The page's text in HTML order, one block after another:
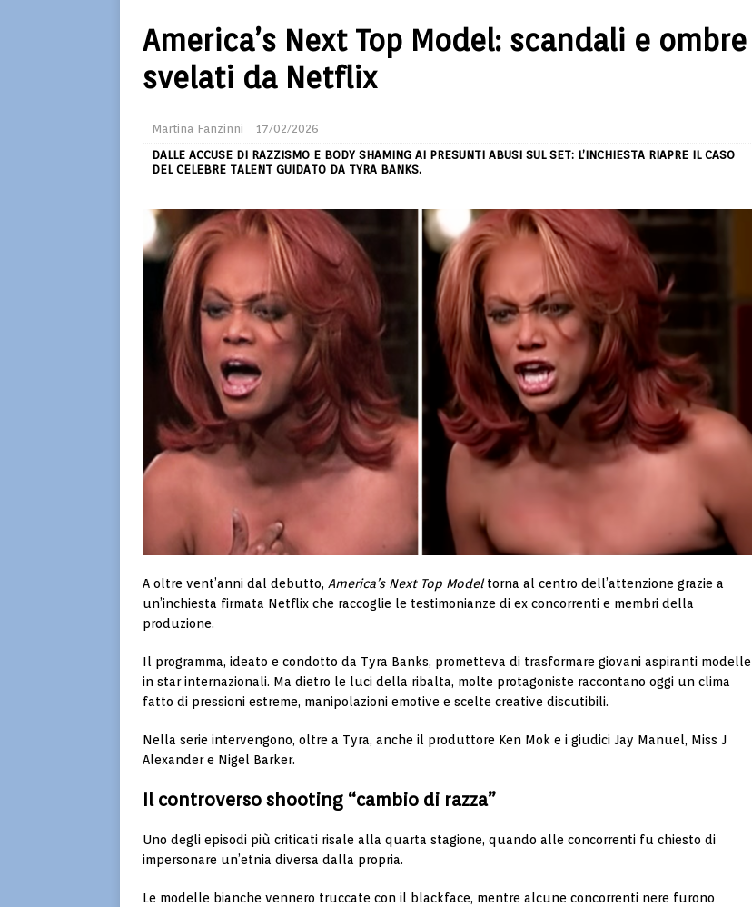
America’s Next Top Model: scandali e ombre
svelati da Netflix
Martina Fanzinni
17/02/2026
DALLE ACCUSE DI RAZZISMO E BODY SHAMING AI PRESUNTI ABUSI SUL SET: L’INCHIESTA RIAPRE IL CASO
DEL CELEBRE TALENT GUIDATO DA TYRA BANKS.
A oltre vent’anni dal debutto, America’s Next Top Modeltorna al centro dell’attenzione grazie a
un’inchiesta firmata Netflix che raccoglie le testimonianze di ex concorrenti e membri della
produzione.
Il programma, ideato e condotto da Tyra Banks, prometteva di trasformare giovani aspiranti modelle
in star internazionali. Ma dietro le luci della ribalta, molte protagoniste raccontano oggi un clima
fatto di pressioni estreme, manipolazioni emotive e scelte creative discutibili.
Nella serie intervengono, oltre a Tyra, anche il produttore Ken Mok e i giudici Jay Manuel, Miss J
Alexandere Nigel Barker.
Il controverso shooting “cambio di razza”
Uno degli episodi più criticati risale alla quarta stagione, quando alle concorrenti fu chiesto di
impersonare un’etnia diversa dalla propria.
Le modelle bianche vennero truccate con il blackface, mentre alcune concorrenti nere furono